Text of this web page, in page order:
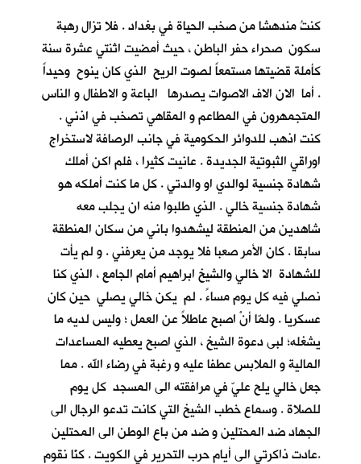
كنتُ مندهشا من صخب الحياة في بغداد . فلا تزال رهبة
سكون صحراء حفر الباطن ، حيث أمضيت اثنتي عشرة سنة
كأملة قضيتها مستمعاً لصوت الريح الذي كان ينوح وحيداً
. أما الان الاف الاصوات يصدرها الباعة و الاطفال و الناس
المتجمهرون في المطاعم و المقاهي تصخب في اذني .
كنت اذهب للدوائر الحكومية في جانب الرصافة لاستخراج
اوراقي الثبوتية الجديدة . عانيت كثيرا ، فلم اكن أملك
شهادة جنسية لوالدي او والدتي . كل ما كنت أملكه هو
شهادة جنسية خالي . الذي طلبوا منه ان يجلب معه
شاهدين من المنطقة ليشهدوا باني من سكان المنطقة
سابقا . كان الأمر صعبا فلا يوجد من يعرفني . و لم يأت
للشهادة الا خالي والشيخ ابراهيم أمام الجامع ، الذي كنا
نصلي فيه كل يوم مساءً . لم يكن خالي يصلي حين كان
عسكريا . ولمّا أنْ اصبح عاطلاً عن العمل ؛ وليس لديه ما
يشغله؛ لبى دعوة الشيخ ، الذي اصبح يعطيه المساعدات
المالية و الملابس عطفا عليه و رغبة في رضاء الله . مما
جعل خالي يلح عليّ في مرافقته الى المسجد كل يوم
للصلاة . وسماع خطب الشيخ التي كانت تدعو الرجال الى
الجهاد ضد المحتلين و ضد من باع الوطن الى المحتلين
.عادت ذاكرتي الى أيام حرب التحرير في الكويت . كنّا نقوم